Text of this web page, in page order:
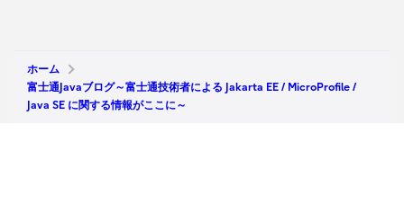
ホーム
富士通Javaブログ～富士通技術者による Jakarta EE / MicroProfile /
Java SE に関する情報がここに～